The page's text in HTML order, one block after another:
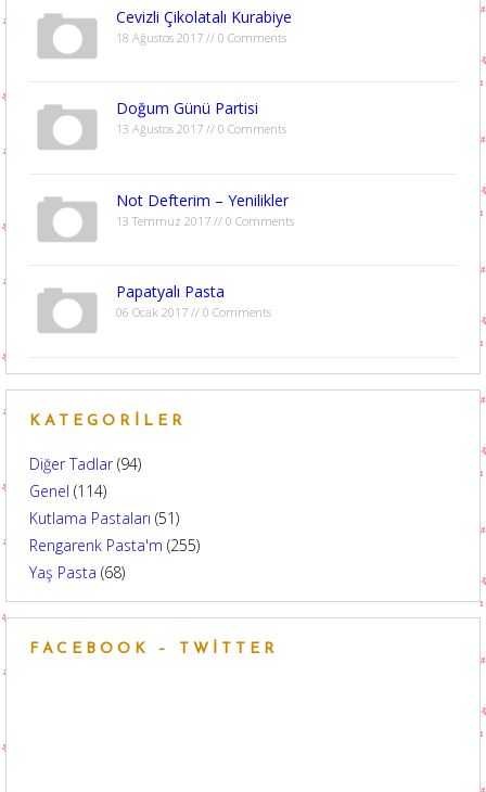
Cevizli Çikolatalı Kurabiye
18 Ağustos 2017 // 0 Comments
Doğum Günü Partisi
13 Ağustos 2017 // 0 Comments
Not Defterim – Yenilikler
13 Temmuz 2017 // 0 Comments
Papatyalı Pasta
06 Ocak 2017 // 0 Comments
KATEGORILER
Diğer Tadlar(94)
Genel (114)
Kutlama Pastaları (51)
Rengarenk Pasta'm (255)
Yaş Pasta (68)
FACEBOOK – TWITTER